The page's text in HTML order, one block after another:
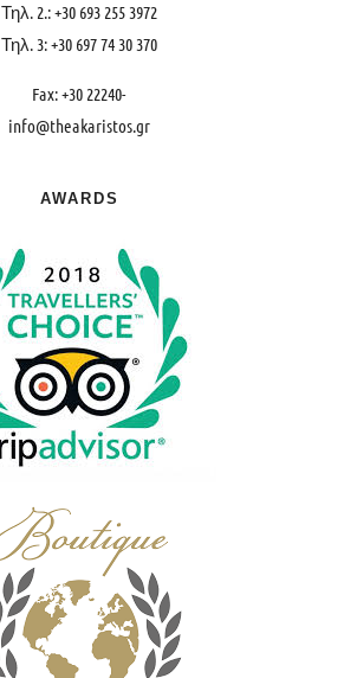
Τηλ. 2.: +30 693 255 3972
Τηλ. 3: +30 697 74 30 370
Fax: +30 22240-
info@theakaristos.gr
AWARDS